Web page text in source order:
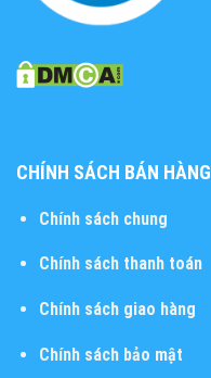
CHÍNH SÁCH BÁN HÀNG
Chính sách chung
Chính sách thanh toán
Chính sách giao hàng
Chính sách bảo mật